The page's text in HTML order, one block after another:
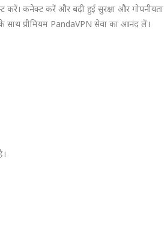
करें। कनेक्ट करें और बढ़ी हुई सुरक्षा और गोपनीयता
साथ प्रीमियम PandaVPN सेवा का आनंद लें।